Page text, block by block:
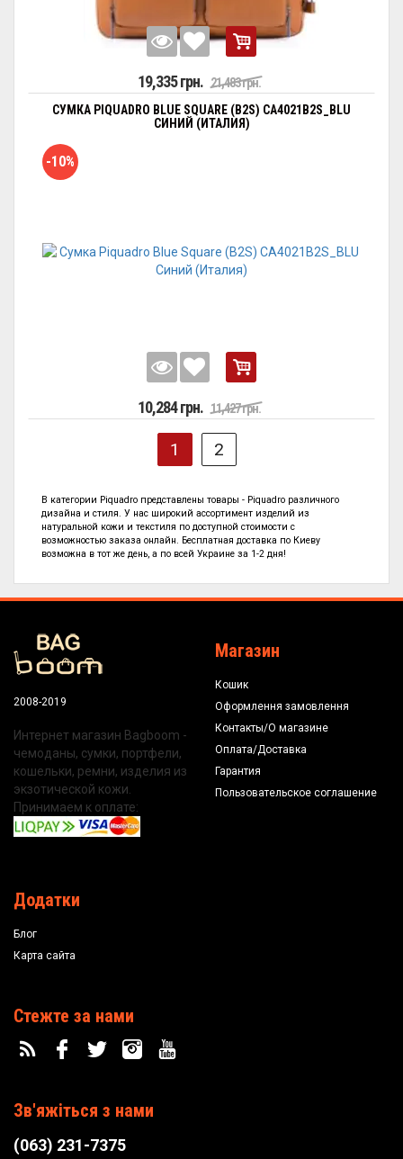
19,335 грн. 21,483 грн.
СУМКА PIQUADRO BLUE SQUARE (B2S) CA4021B2S_BLU
СИНИЙ (ИТАЛИЯ)
-10%
10,284 грн. 11,427 грн.
1 2
В категории Piquadro представлены товары - Piquadro различного
дизайна и стиля. У нас широкий ассортимент изделий из
натуральной кожи и текстиля по доступной стоимости с
возможностью заказа онлайн. Бесплатная доставка по Киеву
возможна в тот же день, а по всей Украине за 1-2 дня!
2008-2019
Интернет магазин Bagboom -
чемоданы, сумки, портфели,
кошельки, ремни, изделия из
экзотической кожи.
Принимаем к оплате:
Магазин
Кошик
Оформлення замовлення
Контакты/О магазине
Оплата/Доставка
Гарантия
Пользовательское соглашение
Додатки
Блог
Карта сайта
Стежте за нами
Зв'яжіться з нами
(063) 231-7375